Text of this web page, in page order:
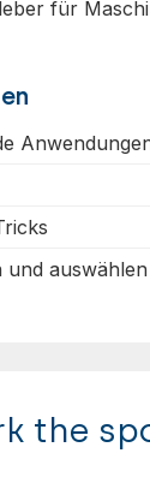
für
und auswählen
the